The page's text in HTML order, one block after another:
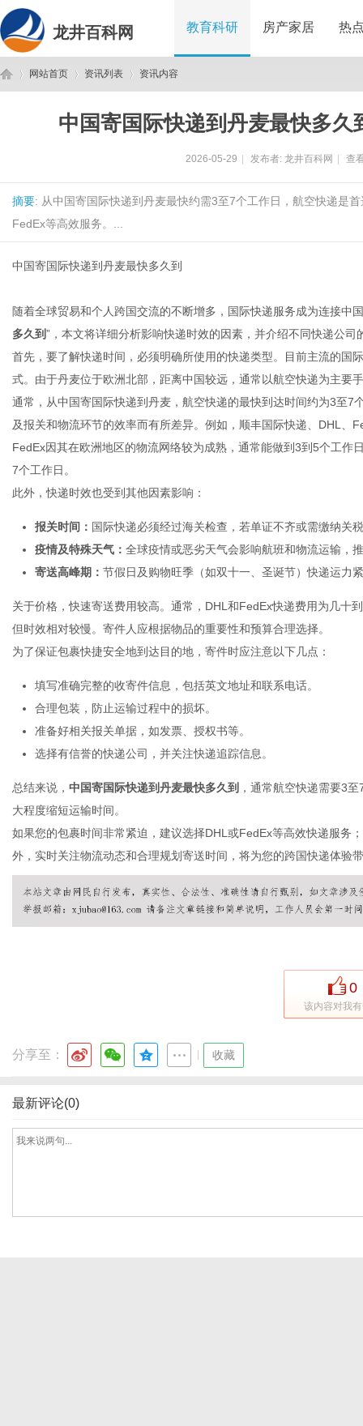
龙井百科网 教育科研 房产家居 热
网站首页 资讯列表 资讯内容
中国寄国际快递到丹麦最快多
2026-05-29 发布者: 龙井百科网 查
摘要: 从中国寄国际快递到丹麦最快约需3至7个工作日，航空快递是
FedEx等高效服务。...
中国寄国际快递到丹麦最快多久到
随着全球贸易和个人跨国交流的不断增多，国际快递服务成为连接中
多久到”，本文将详细分析影响快递时效的因素，并介绍不同快递公
首先，要了解快递时间，必须明确所使用的快递类型。目前主流的国
式。由于丹麦位于欧洲北部，距离中国较远，通常以航空快递为主要
通常，从中国寄国际快递到丹麦，航空快递的最快到达时间约为3至
及报关和物流环节的效率而有所差异。例如，顺丰国际快递、DHL、
FedEx因其在欧洲地区的物流网络较为成熟，通常能做到3到5个工作
7个工作日。
此外，快递时效也受到其他因素影响：
报关时间： 国际快递必须经过海关检查，若单证不齐或需缴纳关
疫情及特殊天气： 全球疫情或恶劣天气会影响航班和物流运输，
寄送高峰期： 节假日及购物旺季（如双十一、圣诞节）快递运力
关于价格，快速寄送费用较高。通常，DHL和FedEx快递费用为几十
但时效相对较慢。寄件人应根据物品的重要性和预算合理选择。
为了保证包裹快捷安全地到达目的地，寄件时应注意以下几点：
填写准确完整的收寄件信息，包括英文地址和联系电话。
合理包装，防止运输过程中的损坏。
准备好相关报关单据，如发票、授权书等。
选择有信誉的快递公司，并关注快递追踪信息。
总结来说， 中国寄国际快递到丹麦最快多久到 ，通常航空快递需要3
大程度缩短运输时间。
如果您的包裹时间非常紧迫，建议选择DHL或FedEx等高效快递服务
外，实时关注物流动态和合理规划寄送时间，将为您的跨国快递体验
0
该内容对我
分享至： 收藏
最新评论(0)